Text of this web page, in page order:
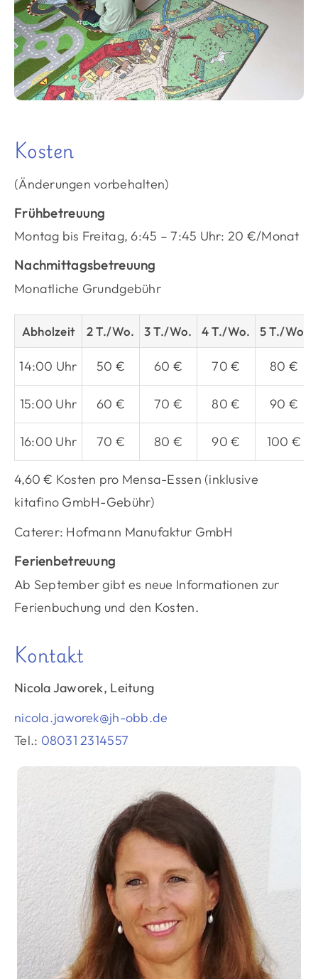
Kosten
(Änderungen vorbehalten)
Frühbetreuung
Montag bis Freitag, 6:45 – 7:45 Uhr: 20 €/Monat
Nachmittagsbetreuung
Monatliche Grundgebühr
Abholzeit 2 T./Wo. 3 T./Wo. 4 T./Wo. 5 T./Wo.
14:00 Uhr 50 € 60 € 70 € 80 €
15:00 Uhr 60 € 70 € 80 € 90 €
16:00 Uhr 70 € 80 € 90 € 100 €
4,60 € Kosten pro Mensa-Essen (inklusive
kitafino GmbH-Gebühr)
Caterer: Hofmann Manufaktur GmbH
Ferienbetreuung
Ab September gibt es neue Informationen zur
Ferienbuchung und den Kosten.
Kontakt
Nicola Jaworek, Leitung
nicola.jaworek@jh-obb.de
Tel.: 08031 2314557